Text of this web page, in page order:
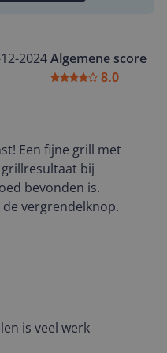
2024 Algemene score
8.0
Een fijne grill met
bij
bevonden is.
vergrendelknop.
is veel werk